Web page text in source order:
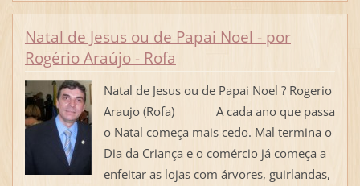
Natal de Jesus ou de Papai Noel - por
Rogério Araújo - Rofa
Natal de Jesus ou de Papai Noel ? Rogerio
Araujo (Rofa) A cada ano que passa
o Natal começa mais cedo. Mal termina o
Dia da Criança e o comércio já começa a
enfeitar as lojas com árvores, guirlandas,